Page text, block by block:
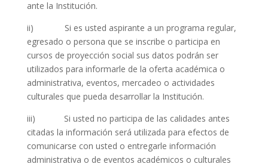
ante la Institución.
ii) Si es usted aspirante a un programa regular,
egresado o persona que se inscribe o participa en
cursos de proyección social sus datos podrán ser
utilizados para informarle de la oferta académica o
administrativa, eventos, mercadeo o actividades
culturales que pueda desarrollar la Institución.
iii) Si usted no participa de las calidades antes
citadas la información será utilizada para efectos de
comunicarse con usted o entregarle información
administrativa o de eventos académicos o culturales